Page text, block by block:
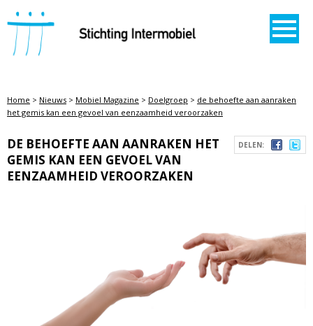
STICHTING INTERMOBIEL
Home > Nieuws > Mobiel Magazine > Doelgroep > de behoefte aan aanraken
het gemis kan een gevoel van eenzaamheid veroorzaken
DELEN:
DE BEHOEFTE AAN AANRAKEN HET
GEMIS KAN EEN GEVOEL VAN
EENZAAMHEID VEROORZAKEN